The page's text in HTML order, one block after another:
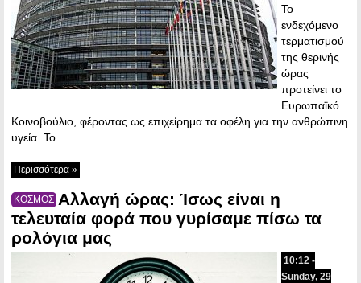
Το
ενδεχόμενο
τερματισμού
της θερινής
ώρας
προτείνει το
Ευρωπαϊκό
Κοινοβούλιο, φέροντας ως επιχείρημα τα οφέλη για την ανθρώπινη
υγεία. Το…
Περισσότερα »
ΚΟΣΜΟΣ Αλλαγή ώρας: Ίσως είναι η
τελευταία φορά που γυρίσαμε πίσω τα
ρολόγια μας
10:12 -
Sunday, 29